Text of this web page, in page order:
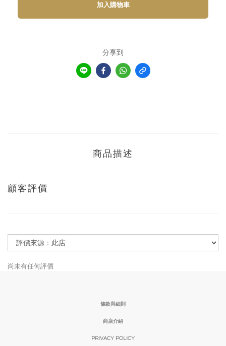
加入購物車
分享到
商品描述
顧客評價
尚未有任何評價
條款與細則
商店介紹
PRIVACY POLICY